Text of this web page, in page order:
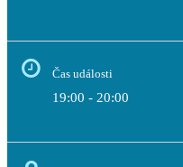
Čas události
19:00 - 20:00